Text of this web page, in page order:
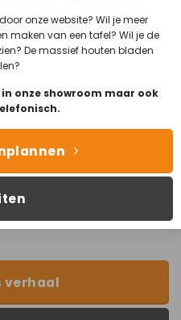
onze website? Wil je meer
maken van een tafel? Wil je de
De massief houten bladen
onze showroom maar ook
in het echt bekijken?
onze showroomin
verhaal